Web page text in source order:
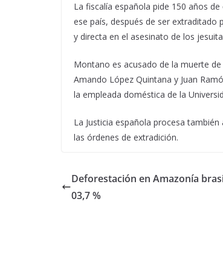
La fiscalía española pide 150 años
ese país, después de ser extraditado
y directa en el asesinato de los
Montano es acusado de la muerte
Amando López Quintana y Juan
la empleada doméstica de la
La Justicia española procesa
las órdenes de extradición.
Deforestación en Amazonía
03,7 %